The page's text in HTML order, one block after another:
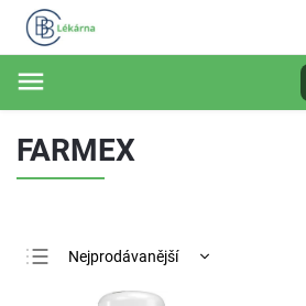
FARMEX
Nejprodávanější
Nejlevnější